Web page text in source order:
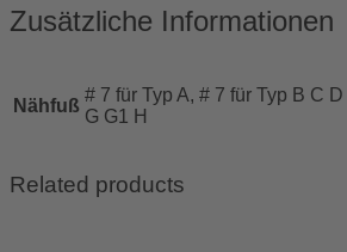
Zusätzliche Informationen
Nähfuß
# 7 für Typ A, # 7 für Typ B C
G G1 H
Related products